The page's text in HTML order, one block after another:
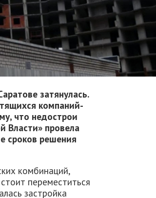
затянулась.
компаний-
что недострои
Власти» провела
сроков решения
комбинаций,
переместиться
застройка